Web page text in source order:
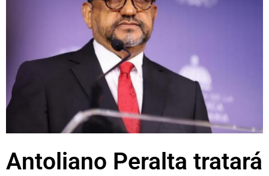
Antoliano Peralta tratará